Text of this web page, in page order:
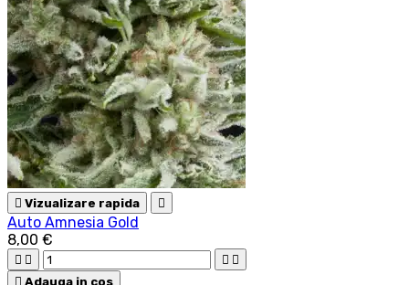
 Vizualizare rapida 
Auto Amnesia Gold
8,00 €
   
 Adauga in cos